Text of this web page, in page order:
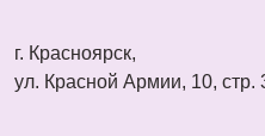
г. Красноярск,
ул. Красной Армии, 10, стр.